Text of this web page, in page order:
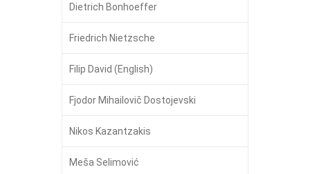
Dietrich Bonhoeffer
Friedrich Nietzsche
Filip David (English)
Fjodor Mihailovič Dostojevski
Nikos Kazantzakis
Meša Selimović